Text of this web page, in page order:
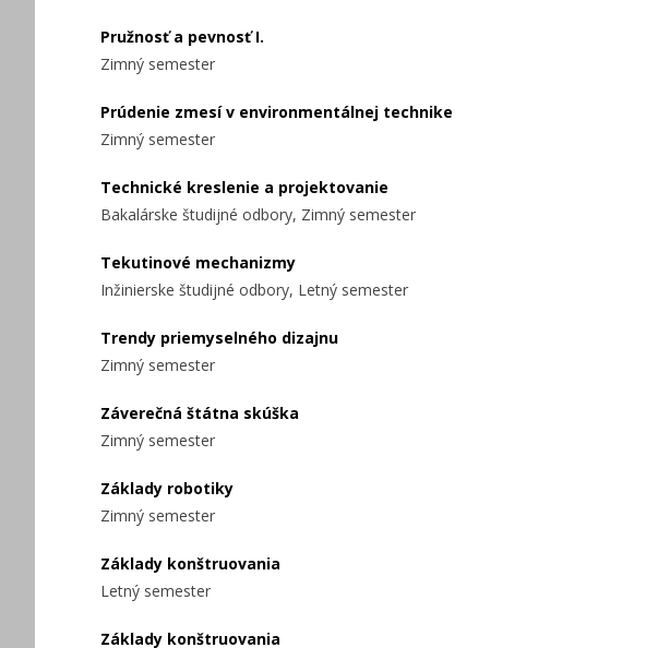
Pružnosť a pevnosť I.
Zimný semester
Prúdenie zmesí v environmentálnej technike
Zimný semester
Technické kreslenie a projektovanie
Bakalárske študijné odbory, Zimný semester
Tekutinové mechanizmy
Inžinierske študijné odbory, Letný semester
Trendy priemyselného dizajnu
Zimný semester
Záverečná štátna skúška
Zimný semester
Základy robotiky
Zimný semester
Základy konštruovania
Letný semester
Základy konštruovania